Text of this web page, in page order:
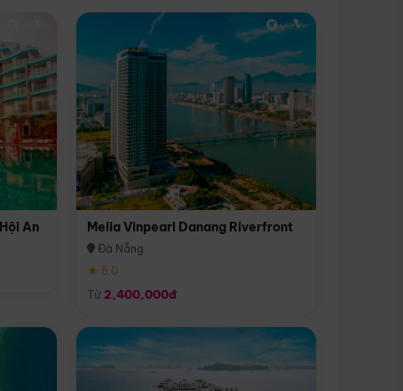
An Melia Vinpearl Danang Riverfront
Đà Nẵng
★ 5.0
Từ 2,400,000đ